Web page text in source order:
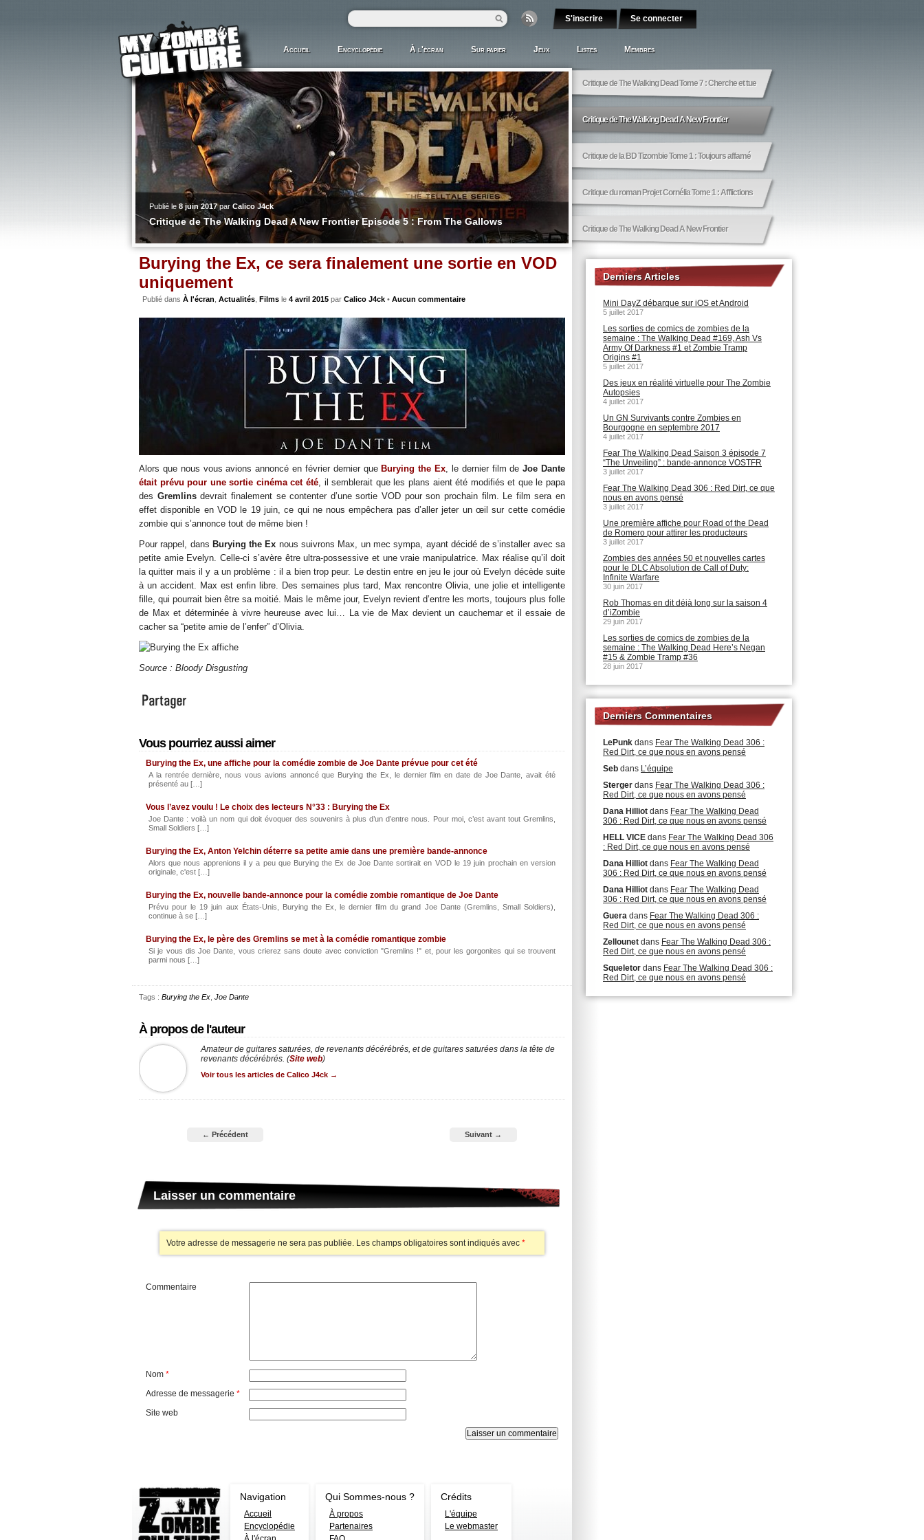
Accueil Encyclopédie À l'écran Sur papier Jeux Listes Membres
Publié le 8 juin 2017par Calico J4ck
Critique de The Walking Dead A New Frontier Episode 5 : From The Gallows
Critique de The Walking Dead Tome 7 : Cherche et tue
Critique de The Walking Dead A New Frontier
Critique de la BD Tizombie Tome 1 : Toujours affamé
Critique du roman Projet Cornélia Tome 1 : Afflictions
Critique de The Walking Dead A New Frontier
Burying the Ex, ce sera finalement une sortie en VOD
uniquement
Publié dans À l'écran Actualités Films le 4 avril 2015 par Calico J4ck • Aucun commentaire
Alors que nous vous avions annoncé en février dernier que Burying the Ex, le dernier film deJoe Dante
était prévu pour une sortie cinéma cet été, il semblerait que les plans aient été modifiés et que le papa
des Gremlinsdevrait finalement se contenter d’une sortie VOD pour son prochain film. Le film sera en
effet disponible en VOD le 19 juin, ce qui ne nous empêchera pas d’aller jeter un œil sur cette comédie
zombie qui s’annonce tout de même bien !
Pour rappel, dans Burying the Ex nous suivrons Max, un mec sympa, ayant décidé de s’installer avec sa
petite amie Evelyn. Celle-ci s’avère être ultra-possessive et une vraie manipulatrice. Max réalise qu’il doit
la quitter mais il y a un problème : il a bien trop peur. Le destin entre en jeu le jour où Evelyn décède suite
à un accident. Max est enfin libre. Des semaines plus tard, Max rencontre Olivia, une jolie et intelligente
fille, qui pourrait bien être sa moitié. Mais le même jour, Evelyn revient d’entre les morts, toujours plus folle
de Max et déterminée à vivre heureuse avec lui… La vie de Max devient un cauchemar et il essaie de
cacher sa “petite amie de l’enfer” d’Olivia.
Source : Bloody Disgusting
Vous pourriez aussi aimer
Burying the Ex, une affiche pour la comédie zombie de Joe Dante prévue pour cet été
A la rentrée dernière, nous vous avions annoncé que Burying the Ex, le dernier film en date de Joe Dante, avait été
présenté au […]
Vous l’avez voulu ! Le choix des lecteurs N°33 : Burying the Ex
Joe Dante : voilà un nom qui doit évoquer des souvenirs à plus d’un d’entre nous. Pour moi, c’est avant tout Gremlins,
Small Soldiers […]
Burying the Ex, Anton Yelchin déterre sa petite amie dans une première bande-annonce
Alors que nous apprenions il y a peu que Burying the Ex de Joe Dante sortirait en VOD le 19 juin prochain en version
originale, c'est […]
Burying the Ex, nouvelle bande-annonce pour la comédie zombie romantique de Joe Dante
Prévu pour le 19 juin aux États-Unis, Burying the Ex, le dernier film du grand Joe Dante (Gremlins, Small Soldiers),
continue à se […]
Burying the Ex, le père des Gremlins se met à la comédie romantique zombie
Si je vous dis Joe Dante, vous crierez sans doute avec conviction "Gremlins !" et, pour les gorgonites qui se trouvent
parmi nous […]
Tags : Burying the Ex Joe Dante
À propos de l'auteur
Amateur de guitares saturées, de revenants décérébrés, et de guitares saturées dans la tête de
revenants décérébrés. (Site web)
Voir tous les articles de Calico J4ck →
← Précédent Suivant →
Laisser un commentaire
Votre adresse de messagerie ne sera pas publiée. Les champs obligatoires sont indiqués avec *
Commentaire
Nom *
Adresse de messagerie *
Site web
Derniers Articles
Mini DayZ débarque sur iOS et Android
5 juillet 2017
Les sorties de comics de zombies de la
semaine : The Walking Dead #169, Ash Vs
Army Of Darkness #1 et Zombie Tramp
Origins #1
5 juillet 2017
Des jeux en réalité virtuelle pour The Zombie
Autopsies
4 juillet 2017
Un GN Survivants contre Zombies en
Bourgogne en septembre 2017
4 juillet 2017
Fear The Walking Dead Saison 3 épisode 7
“The Unveiling” : bande-annonce VOSTFR
3 juillet 2017
Fear The Walking Dead 306 : Red Dirt, ce que
nous en avons pensé
3 juillet 2017
Une première affiche pour Road of the Dead
de Romero pour attirer les producteurs
3 juillet 2017
Zombies des années 50 et nouvelles cartes
pour le DLC Absolution de Call of Duty:
Infinite Warfare
30 juin 2017
Rob Thomas en dit déjà long sur la saison 4
d’iZombie
29 juin 2017
Les sorties de comics de zombies de la
semaine : The Walking Dead Here’s Negan
#15 & Zombie Tramp #36
28 juin 2017
Derniers Commentaires
LePunk dans Fear The Walking Dead 306 :
Red Dirt, ce que nous en avons pensé
Seb dans L’équipe
Sterger dans Fear The Walking Dead 306 :
Red Dirt, ce que nous en avons pensé
Dana Hilliot dans Fear The Walking Dead
306 : Red Dirt, ce que nous en avons pensé
HELL VICE dans Fear The Walking Dead 306
: Red Dirt, ce que nous en avons pensé
Dana Hilliot dans Fear The Walking Dead
306 : Red Dirt, ce que nous en avons pensé
Dana Hilliot dans Fear The Walking Dead
306 : Red Dirt, ce que nous en avons pensé
Guera dans Fear The Walking Dead 306 :
Red Dirt, ce que nous en avons pensé
Zellounet dans Fear The Walking Dead 306 :
Red Dirt, ce que nous en avons pensé
Squeletor dans Fear The Walking Dead 306 :
Red Dirt, ce que nous en avons pensé
Navigation
Accueil
Encyclopédie
Qui Sommes-nous ?
À propos
Partenaires
Crédits
L'équipe
Le webmaster